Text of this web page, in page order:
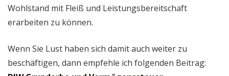
Wohlstand mit Fleiß und Leistungsbereitschaft
erarbeiten zu können.
Wenn Sie Lust haben sich damit auch weiter zu
beschäftigen, dann empfehle ich folgenden Beitrag: